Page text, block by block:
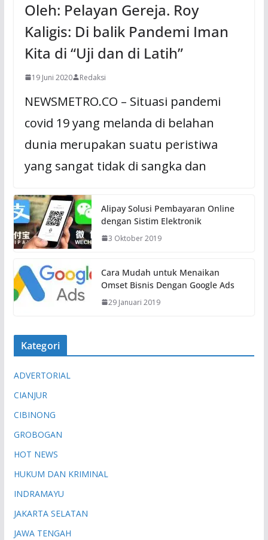
Oleh: Pelayan Gereja. Roy
Kaligis: Di balik Pandemi Iman
Kita di “Uji dan di Latih”
19 Juni 2020 Redaksi
NEWSMETRO.CO – Situasi pandemi
covid 19 yang melanda di belahan
dunia merupakan suatu peristiwa
yang sangat tidak di sangka dan
Alipay Solusi Pembayaran Online
dengan Sistim Elektronik
3 Oktober 2019
Cara Mudah untuk Menaikan
Omset Bisnis Dengan Google Ads
29 Januari 2019
Kategori
ADVERTORIAL
CIANJUR
CIBINONG
GROBOGAN
HOT NEWS
HUKUM DAN KRIMINAL
INDRAMAYU
JAKARTA SELATAN
JAWA TENGAH